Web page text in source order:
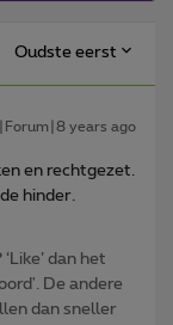
Oudste eerst
years ago
en rechtgezet.
hinder.
dan het
De andere
dan sneller